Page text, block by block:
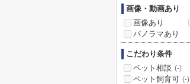
画像・動画あり
画像あり
パノラマあり
こだわり条件
ペット相談 (-)
ペット飼育可 (-)